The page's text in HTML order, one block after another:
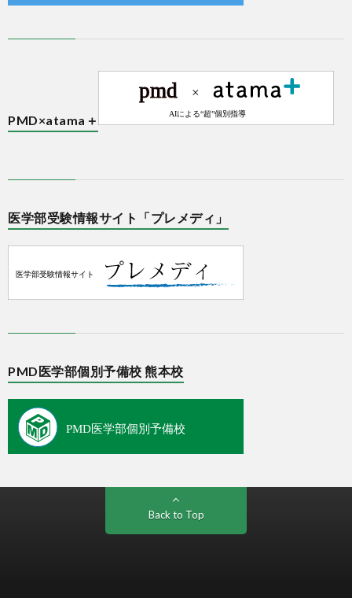
PMD×atama＋
医学部受験情報サイト「プレメディ」
PMD医学部個別予備校 熊本校
Back to Top